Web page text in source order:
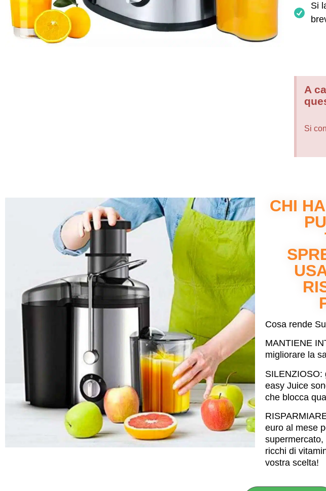
Si
A
Si
CHI
Cosa rende
MANTIENE
migliorare la
SILENZIOSO:
easy Juice
che blocca
euro al mese
ricchi di
vostra scelta!